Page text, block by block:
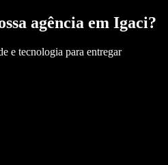
agência em Igaci?
e tecnologia para entregar